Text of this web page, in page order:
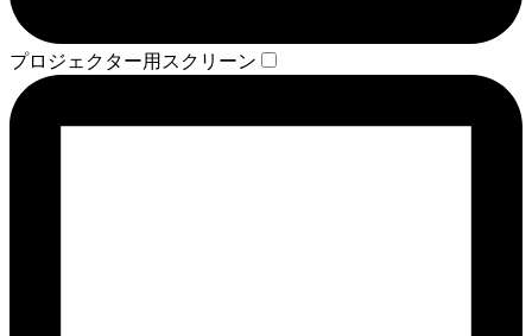
プロジェクター用スクリーン